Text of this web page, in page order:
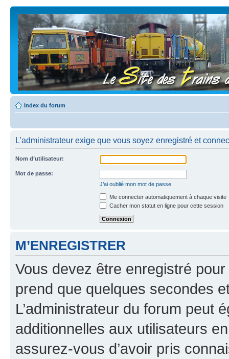
Index du forum
L’administrateur exige que vous soyez enregistré et
Nom d’utilisateur:
Mot de passe:
J’ai oublié mon mot de passe
Me connecter automatiquement à chaque visite
Cacher mon statut en ligne pour cette session
M’ENREGISTRER
Vous devez être enregistré
prend que quelques secondes
L’administrateur du forum peut
additionnelles aux utilisateurs
assurez-vous d’avoir pris